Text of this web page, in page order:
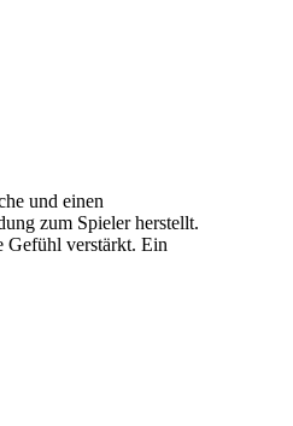
und einen
zum Spieler herstellt.
Gefühl verstärkt. Ein